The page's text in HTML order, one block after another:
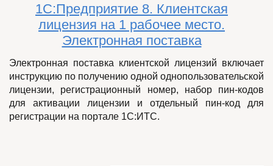
1С:Предприятие 8. Клиентская
лицензия на 1 рабочее место.
Электронная поставка
Электронная поставка клиентской лицензий включает
инструкцию по получению одной однопользовательской
лицензии, регистрационный номер, набор пин-кодов
для активации лицензии и отдельный пин-код для
регистрации на портале 1С:ИТС.